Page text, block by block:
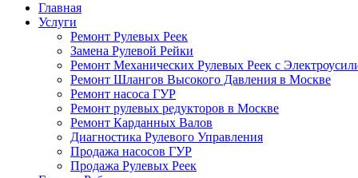
Главная
Услуги
Ремонт Рулевых Реек
Замена Рулевой Рейки
Ремонт Механических Рулевых Реек с
Ремонт Шлангов Высокого Давления в Москве
Ремонт насоса ГУР
Ремонт рулевых редукторов в Москве
Ремонт Карданных Валов
Диагностика Рулевого Управления
Продажа насосов ГУР
Продажа Рулевых Реек